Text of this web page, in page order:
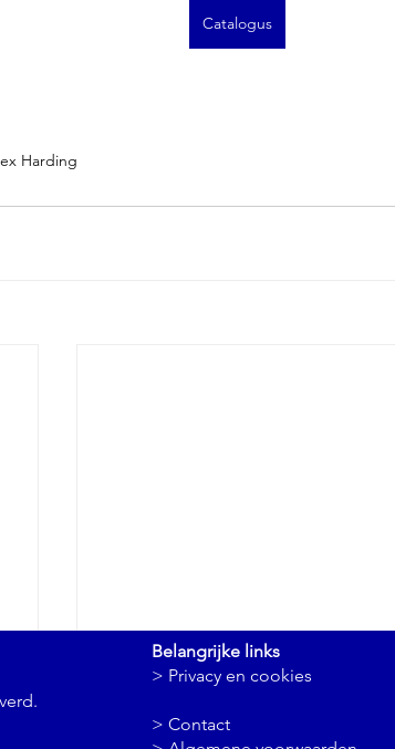
Catalogus
Harding
Belangrijke links
> Privacy en cookies
> Contact